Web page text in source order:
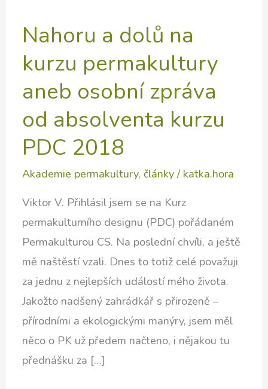
Nahoru a dolů na
kurzu permakultury
aneb osobní zpráva
od absolventa kurzu
PDC 2018
Akademie permakultury,články/ katka.hora
Viktor V. Přihlásil jsem se na Kurz
permakulturního designu (PDC) pořádaném
Permakulturou CS. Na poslední chvíli, a ještě
mě naštěstí vzali. Dnes to totiž celé považuji
za jednu z nejlepších událostí mého života.
Jakožto nadšený zahrádkář s přirozeně –
přírodními a ekologickými manýry, jsem měl
něco o PK už předem načteno, i nějakou tu
přednášku za […]